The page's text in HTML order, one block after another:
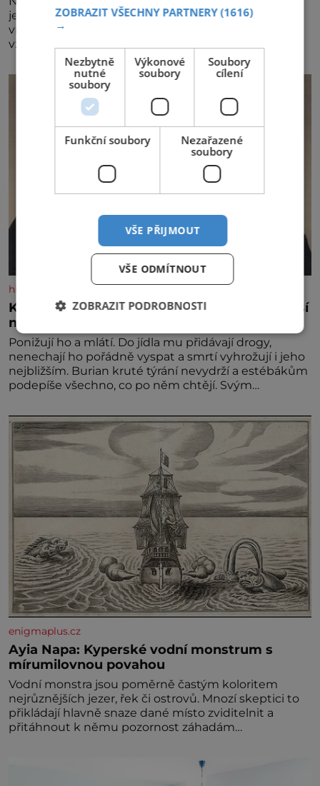
jednadvacátém ročníku představil nejlepší domácí
vína. Ta vybírala odborná porota z celkem 1260
historyplus.cz
Kněz Bohuslav Burian: Metody StB byly horší
než gestapácké trýznění
Ponižují ho a mlátí. Do jídla mu přidávají drogy,
nenechají ho pořádně vyspat a smrtí vyhrožují i jeho
nejbližším. Burian kruté týrání nevydrží a estébákům
podepíše všechno, co po něm chtějí. Svým
výslechů nikdo nevyvíjel fyzický ani psychický nátlak.
Syn brněnského řezníka chce být knězem a
enigmaplus.cz
Ayia Napa: Kyperské vodní monstrum s
mírumilovnou povahou
Vodní monstra jsou poměrně častým koloritem
nejrůznějších jezer, řek či ostrovů. Mnozí skeptici to
přikládají hlavně snaze dané místo zviditelnit a
přitáhnout k němu pozornost záhadám
ZOBRAZIT VŠECHNY PARTNERY(1616)
→
Nezbytně
nutné
soubory
Výkonové
soubory
Soubory
cílení
Funkční soubory
Nezařazené
soubory
VŠE PŘIJMOUT
VŠE ODMÍTNOUT
ZOBRAZIT PODROBNOSTI